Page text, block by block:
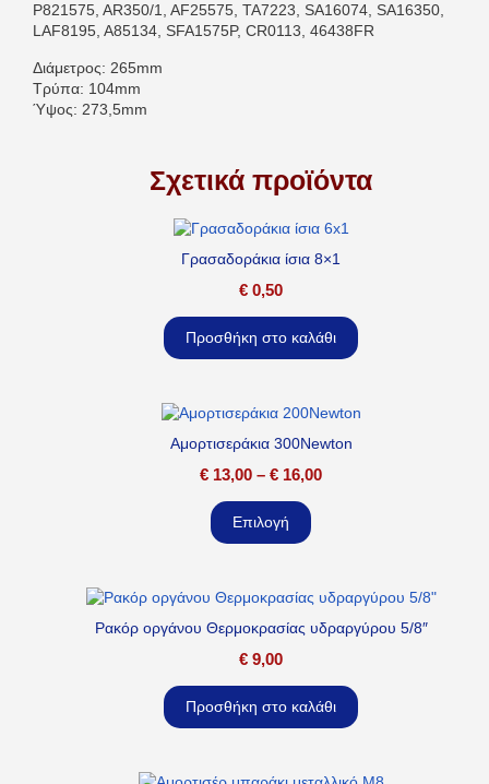
P821575, AR350/1, AF25575, TA7223, SA16074, SA16350,
LAF8195, A85134, SFA1575P, CR0113, 46438FR
Διάμετρος: 265mm
Τρύπα: 104mm
Ύψος: 273,5mm
Σχετικά προϊόντα
Γρασαδοράκια ίσια 8×1
€ 0,50
Προσθήκη στο καλάθι
Αμορτισεράκια 300Newton
€ 13,00 – € 16,00
Επιλογή
Ρακόρ οργάνου Θερμοκρασίας υδραργύρου 5/8″
€ 9,00
Προσθήκη στο καλάθι